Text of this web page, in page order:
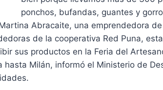
ponchos, bufandas, guantes y
Abracaite, una emprendedora
de la cooperativa Red Puna,
sus productos en la Feria del
hasta Milán, informó el Ministerio de